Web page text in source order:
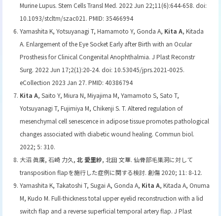
Murine Lupus. Stem Cells Transl Med. 2022 Jun 22;11(6):644-658. doi:
10.1093/stcltm/szac021. PMID: 35466994
Yamashita K, Yotsuyanagi T, Hamamoto Y, Gonda A, Kita A, Kitada
A. Enlargement of the Eye Socket Early after Birth with an Ocular
Prosthesis for Clinical Congenital Anophthalmia. J Plast Reconstr
Surg. 2022 Jun 17;2(1):20-24. doi: 10.53045/jprs.2021-0025.
eCollection 2023 Jan 27. PMID: 40386794
Kita A, Saito Y, Miura N, Miyajima M, Yamamoto S, Sato T,
Yotsuyanagi T, Fujimiya M, Chikenji S. T. Altered regulation of
mesenchymal cell senescence in adipose tissue promotes pathological
changes associated with diabetic wound healing. Commun biol.
2022; 5: 310.
大沼 眞廣, 石崎 力久, 北 愛里紗, 北田 文華. 仙骨部毛巣洞に対して
transposition flapを施行した症例に関する検討. 創傷 2020; 11: 8-12.
Yamashita K, Takatoshi T, Sugai A, Gonda A, Kita A, Kitada A, Onuma
M, Kudo M. Full-thickness total upper eyelid reconstruction with a lid
switch flap and a reverse superficial temporal artery flap. J Plast